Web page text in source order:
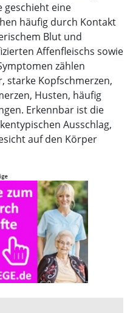
geschieht eine
häufig durch Kontakt
Blut und
Affenfleischs sowie
zählen
starke Kopfschmerzen,
Husten, häufig
Erkennbar ist die
Ausschlag,
auf den Körper